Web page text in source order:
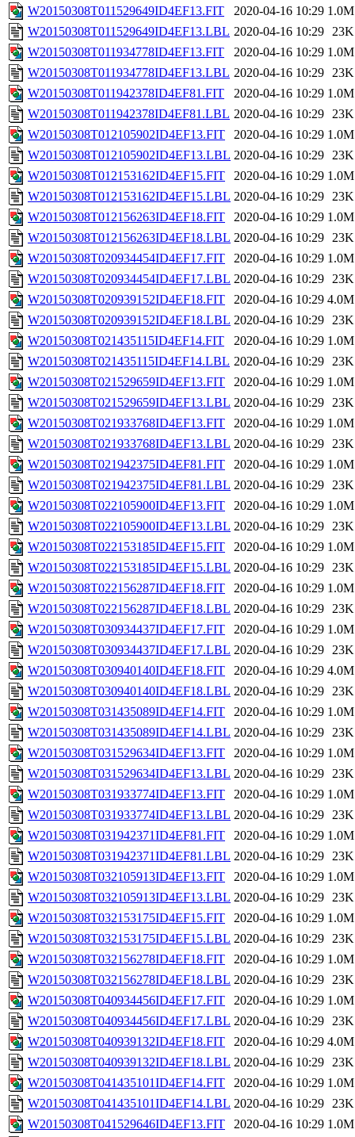
W20150308T011529649ID4EF13.FIT
2020-04-16 10:29 1.0M
W20150308T011529649ID4EF13.LBL 2020-04-16 10:29 23K
W20150308T011934778ID4EF13.FIT
2020-04-16 10:29 1.0M
W20150308T011934778ID4EF13.LBL 2020-04-16 10:29 23K
W20150308T011942378ID4EF81.FIT
2020-04-16 10:29 1.0M
W20150308T011942378ID4EF81.LBL 2020-04-16 10:29 23K
W20150308T012105902ID4EF13.FIT
2020-04-16 10:29 1.0M
W20150308T012105902ID4EF13.LBL 2020-04-16 10:29 23K
W20150308T012153162ID4EF15.FIT
2020-04-16 10:29 1.0M
W20150308T012153162ID4EF15.LBL 2020-04-16 10:29 23K
W20150308T012156263ID4EF18.FIT
2020-04-16 10:29 1.0M
W20150308T012156263ID4EF18.LBL 2020-04-16 10:29 23K
W20150308T020934454ID4EF17.FIT
2020-04-16 10:29 1.0M
W20150308T020934454ID4EF17.LBL 2020-04-16 10:29 23K
W20150308T020939152ID4EF18.FIT
2020-04-16 10:29 4.0M
W20150308T020939152ID4EF18.LBL 2020-04-16 10:29 23K
W20150308T021435115ID4EF14.FIT
2020-04-16 10:29 1.0M
W20150308T021435115ID4EF14.LBL 2020-04-16 10:29 23K
W20150308T021529659ID4EF13.FIT
2020-04-16 10:29 1.0M
W20150308T021529659ID4EF13.LBL 2020-04-16 10:29 23K
W20150308T021933768ID4EF13.FIT
2020-04-16 10:29 1.0M
W20150308T021933768ID4EF13.LBL 2020-04-16 10:29 23K
W20150308T021942375ID4EF81.FIT
2020-04-16 10:29 1.0M
W20150308T021942375ID4EF81.LBL 2020-04-16 10:29 23K
W20150308T022105900ID4EF13.FIT
2020-04-16 10:29 1.0M
W20150308T022105900ID4EF13.LBL 2020-04-16 10:29 23K
W20150308T022153185ID4EF15.FIT
2020-04-16 10:29 1.0M
W20150308T022153185ID4EF15.LBL 2020-04-16 10:29 23K
W20150308T022156287ID4EF18.FIT
2020-04-16 10:29 1.0M
W20150308T022156287ID4EF18.LBL 2020-04-16 10:29 23K
W20150308T030934437ID4EF17.FIT
2020-04-16 10:29 1.0M
W20150308T030934437ID4EF17.LBL 2020-04-16 10:29 23K
W20150308T030940140ID4EF18.FIT
2020-04-16 10:29 4.0M
W20150308T030940140ID4EF18.LBL 2020-04-16 10:29 23K
W20150308T031435089ID4EF14.FIT
2020-04-16 10:29 1.0M
W20150308T031435089ID4EF14.LBL 2020-04-16 10:29 23K
W20150308T031529634ID4EF13.FIT
2020-04-16 10:29 1.0M
W20150308T031529634ID4EF13.LBL 2020-04-16 10:29 23K
W20150308T031933774ID4EF13.FIT
2020-04-16 10:29 1.0M
W20150308T031933774ID4EF13.LBL 2020-04-16 10:29 23K
W20150308T031942371ID4EF81.FIT
2020-04-16 10:29 1.0M
W20150308T031942371ID4EF81.LBL 2020-04-16 10:29 23K
W20150308T032105913ID4EF13.FIT
2020-04-16 10:29 1.0M
W20150308T032105913ID4EF13.LBL 2020-04-16 10:29 23K
W20150308T032153175ID4EF15.FIT
2020-04-16 10:29 1.0M
W20150308T032153175ID4EF15.LBL 2020-04-16 10:29 23K
W20150308T032156278ID4EF18.FIT
2020-04-16 10:29 1.0M
W20150308T032156278ID4EF18.LBL 2020-04-16 10:29 23K
W20150308T040934456ID4EF17.FIT
2020-04-16 10:29 1.0M
W20150308T040934456ID4EF17.LBL 2020-04-16 10:29 23K
W20150308T040939132ID4EF18.FIT
2020-04-16 10:29 4.0M
W20150308T040939132ID4EF18.LBL 2020-04-16 10:29 23K
W20150308T041435101ID4EF14.FIT
2020-04-16 10:29 1.0M
W20150308T041435101ID4EF14.LBL 2020-04-16 10:29 23K
W20150308T041529646ID4EF13.FIT
2020-04-16 10:29 1.0M